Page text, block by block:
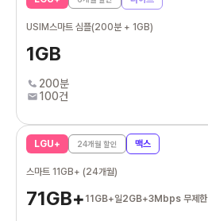
USIM스마트 심플(200분 + 1GB)
1GB
200분
100건
LGU+ 24개월 할인 맥스
스마트 11GB+ (24개월)
71GB+ 11GB+일2GB+3Mbps 무제한